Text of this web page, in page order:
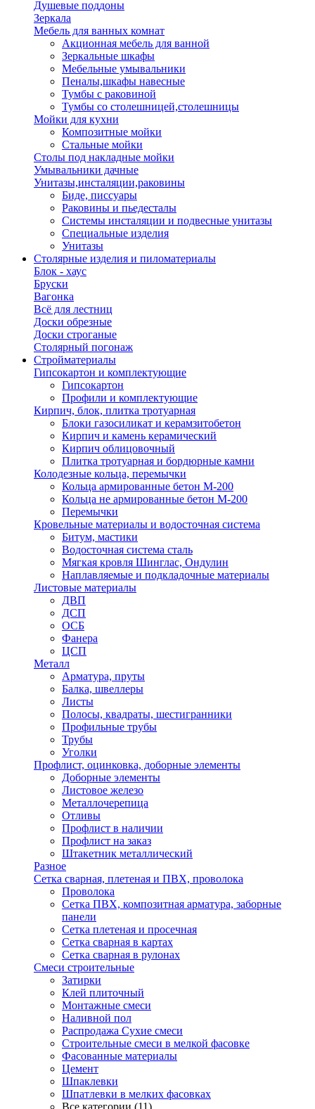
Душевые поддоны
Зеркала
Мебель для ванных комнат
Акционная мебель для ванной
Зеркальные шкафы
Мебельные умывальники
Пеналы,шкафы навесные
Тумбы с раковиной
Тумбы со столешницей,столешницы
Мойки для кухни
Композитные мойки
Стальные мойки
Столы под накладные мойки
Умывальники дачные
Унитазы,инсталяции,раковины
Биде, писсуары
Раковины и пьедесталы
Системы инсталяции и подвесные унитазы
Специальные изделия
Унитазы
Столярные изделия и пиломатериалы
Блок - хаус
Бруски
Вагонка
Всё для лестниц
Доски обрезные
Доски строганые
Столярный погонаж
Стройматериалы
Гипсокартон и комплектующие
Гипсокартон
Профили и комплектующие
Кирпич, блок, плитка тротуарная
Блоки газосиликат и керамзитобетон
Кирпич и камень керамический
Кирпич облицовочный
Плитка тротуарная и бордюрные камни
Колодезные кольца, перемычки
Кольца армированные бетон М-200
Кольца не армированные бетон М-200
Перемычки
Кровельные материалы и водосточная система
Битум, мастики
Водосточная система сталь
Мягкая кровля Шинглас, Ондулин
Наплавляемые и подкладочные материалы
Листовые материалы
ДВП
ДСП
ОСБ
Фанера
ЦСП
Металл
Арматура, пруты
Балка, швеллеры
Листы
Полосы, квадраты, шестигранники
Профильные трубы
Трубы
Уголки
Профлист, оцинковка, доборные элементы
Доборные элементы
Листовое железо
Металлочерепица
Отливы
Профлист в наличии
Профлист на заказ
Штакетник металлический
Разное
Сетка сварная, плетеная и ПВХ, проволока
Проволока
Сетка ПВХ, композитная арматура, заборные
панели
Сетка плетеная и просечная
Сетка сварная в картах
Сетка сварная в рулонах
Смеси строительные
Затирки
Клей плиточный
Монтажные смеси
Наливной пол
Распродажа Сухие смеси
Строительные смеси в мелкой фасовке
Фасованные материалы
Цемент
Шпаклевки
Шпатлевки в мелких фасовках
Все категории (11)